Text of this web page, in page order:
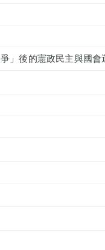
」後的憲政民主與國會